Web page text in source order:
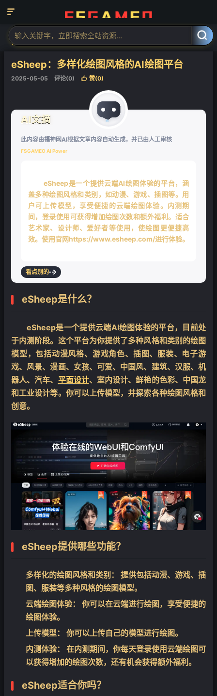


当前位置：福神网-专注分享最实用的软件、工具、资讯
AI图
像工具
eSheep：多样化绘图风格的AI绘图平台
2025-05-05 评论(0)  赞(0)
AI文摘
此内容由福神网AI根据文章内容自动生成，并已由人工审核
FSGAMEO AI Power
eSheep是一个提供云端AI绘图体验的平台，涵
盖多种绘图风格和类别，如动漫、游戏、插图等。用
户可上传模型，享受便捷的云端绘图体验。内测期
间，登录使用可获得增加绘图次数和额外福利。适合
艺术家、设计师、爱好者等使用，使绘图更便捷高
效。使用官网https://www.esheep.com/进行体验。
看点别的
eSheep是什么？
eSheep是一个提供云端AI绘图体验的平台，目前处
于内测阶段。这个平台为你提供了多种风格和类别的绘图
模型，包括动漫风格、游戏角色、插图、服装、电子游
戏、风景、漫画、女孩、可爱、中国风、建筑、汉服、机
器人、汽车、 平面设计、室内设计、鲜艳的色彩、中国龙
和工业设计等。你可以上传模型，并探索各种绘图风格和
创意。
eSheep提供哪些功能？
多样化的绘图风格和类别：
提供包括动漫、游戏、插
图、服装等多种风格的绘图模型。
云端绘图体验：
你可以在云端进行绘图，享受便捷的
绘图体验。
上传模型：
你可以上传自己的模型进行绘图。
内测体验：
在内测期间，你每天登录使用云端绘图可
以获得增加的绘图次数，还有机会获得额外福利。
eSheep适合你吗？